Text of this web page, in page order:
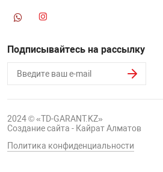
Подписывайтесь на рассылку
2024 © «TD-GARANT.KZ»
Создание сайта - Кайрат Алматов
Политика конфиденциальности